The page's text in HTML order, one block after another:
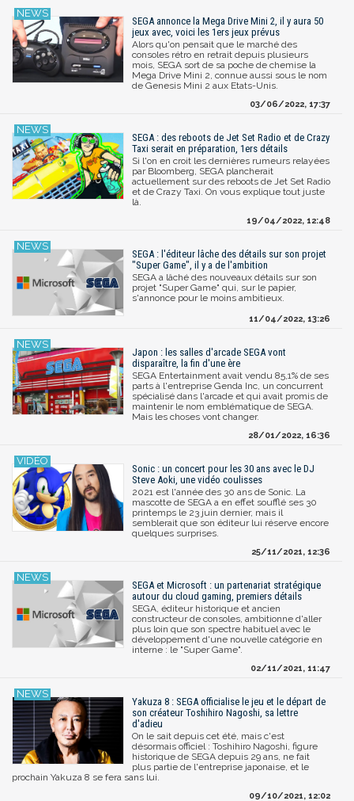
SEGA annonce la Mega Drive Mini 2, il y aura 50
jeux avec, voici les 1ers jeux prévus
Alors qu'on pensait que le marché des
consoles rétro en retrait depuis plusieurs
mois, SEGA sort de sa poche de chemise la
Mega Drive Mini 2, connue aussi sous le nom
de Genesis Mini 2 aux Etats-Unis.
03/06/2022, 17:37
SEGA : des reboots de Jet Set Radio et de Crazy
Taxi serait en préparation, 1ers détails
Si l'on en croit les dernières rumeurs relayées
par Bloomberg, SEGA plancherait
actuellement sur des reboots de Jet Set Radio
et de Crazy Taxi. On vous explique tout juste
là.
19/04/2022, 12:48
SEGA : l'éditeur lâche des détails sur son projet
"Super Game", il y a de l'ambition
SEGA a lâché des nouveaux détails sur son
projet "Super Game" qui, sur le papier,
s'annonce pour le moins ambitieux.
11/04/2022, 13:26
Japon : les salles d'arcade SEGA vont
disparaître, la fin d'une ère
SEGA Entertainment avait vendu 85,1% de ses
parts à l'entreprise Genda Inc, un concurrent
spécialisé dans l'arcade et qui avait promis de
maintenir le nom emblématique de SEGA.
Mais les choses vont changer.
28/01/2022, 16:36
Sonic : un concert pour les 30 ans avec le DJ
Steve Aoki, une vidéo coulisses
2021 est l'année des 30 ans de Sonic. La
mascotte de SEGA a en effet soufflé ses 30
printemps le 23 juin dernier, mais il
semblerait que son éditeur lui réserve encore
quelques surprises.
25/11/2021, 12:36
SEGA et Microsoft : un partenariat stratégique
autour du cloud gaming, premiers détails
SEGA, éditeur historique et ancien
constructeur de consoles, ambitionne d'aller
plus loin que son spectre habituel avec le
développement d'une nouvelle catégorie en
interne : le "Super Game".
02/11/2021, 11:47
Yakuza 8 : SEGA officialise le jeu et le départ de
son créateur Toshihiro Nagoshi, sa lettre
d'adieu
On le sait depuis cet été, mais c'est
désormais officiel : Toshihiro Nagoshi, figure
historique de SEGA depuis 29 ans, ne fait
plus partie de l'entreprise japonaise, et le
prochain Yakuza 8 se fera sans lui.
09/10/2021, 12:02